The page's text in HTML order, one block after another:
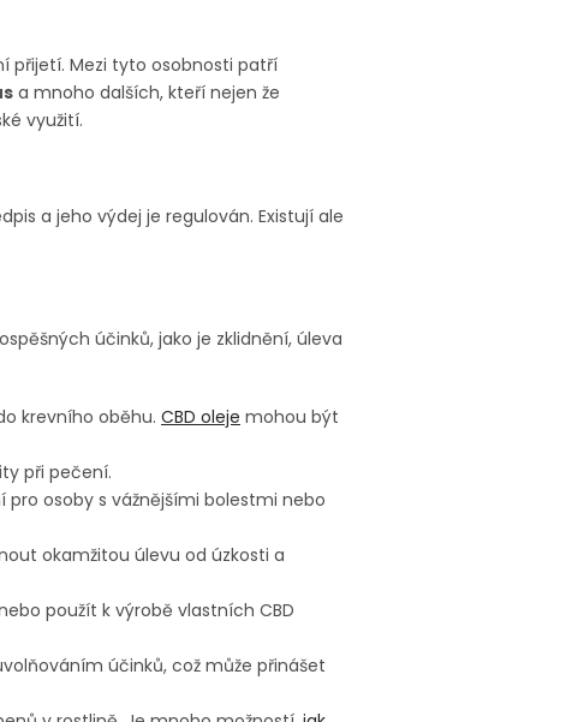
přijetí. Mezi tyto osobnosti patří
a mnoho dalších, kteří nejen že
využití.
a jeho výdej je regulován. Existují ale
účinků, jako je zklidnění, úleva
krevního oběhu. CBD oleje mohou být
při pečení.
pro osoby s vážnějšími bolestmi nebo
okamžitou úlevu od úzkosti a
použít k výrobě vlastních CBD
účinků, což může přinášet